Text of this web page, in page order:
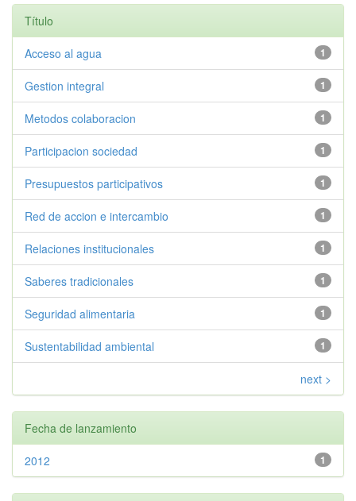
Título
1
Acceso al agua
1
Gestion integral
1
Metodos colaboracion
1
Participacion sociedad
1
Presupuestos participativos
1
Red de accion e intercambio
1
Relaciones institucionales
1
Saberes tradicionales
1
Seguridad alimentaria
1
Sustentabilidad ambiental
next >
Fecha de lanzamiento
1
2012